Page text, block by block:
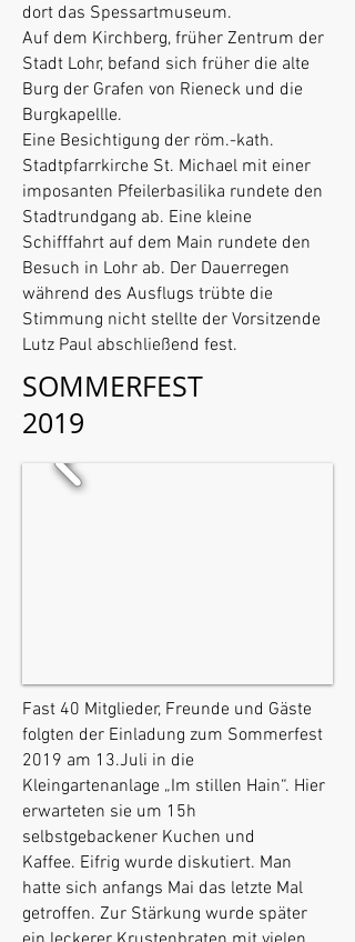
dort das Spessartmuseum.
Auf dem Kirchberg, früher Zentrum der
Stadt Lohr, befand sich früher die alte
Burg der Grafen von Rieneck und die
Burgkapellle.
Eine Besichtigung der röm.-kath.
Stadtpfarrkirche St. Michael mit einer
imposanten Pfeilerbasilika rundete den
Stadtrundgang ab. Eine kleine
Schifffahrt auf dem Main rundete den
Besuch in Lohr ab. Der Dauerregen
während des Ausflugs trübte die
Stimmung nicht stellte der Vorsitzende
Lutz Paul abschließend fest.
SOMMERFEST
2019
Fast 40 Mitglieder, Freunde und Gäste
folgten der Einladung zum Sommerfest
2019 am 13.Juli in die
Kleingartenanlage „Im stillen Hain“. Hier
erwarteten sie um 15h
selbstgebackener Kuchen und
Kaffee. Eifrig wurde diskutiert. Man
hatte sich anfangs Mai das letzte Mal
getroffen. Zur Stärkung wurde später